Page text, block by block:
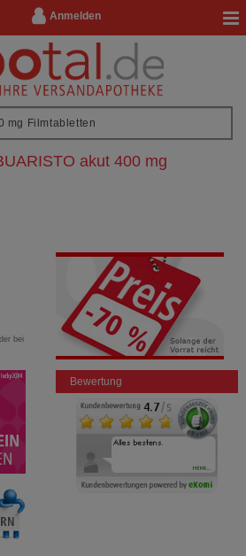
Anmelden
akut 400 mg
bei
Bewertung